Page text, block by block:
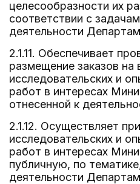
целесообразности их
соответствии с
деятельности
2.1.11. Обеспечивает
размещение заказов на
исследовательских и
работ в интересах
отнесенной к
2.1.12. Осуществляет
исследовательских и
работ в интересах
публичную, по
деятельности